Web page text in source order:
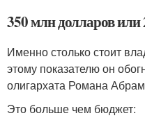
350 млн долларов или
Именно столько стоит
этому показателю он
олигархата Романа
Это больше чем бюджет: